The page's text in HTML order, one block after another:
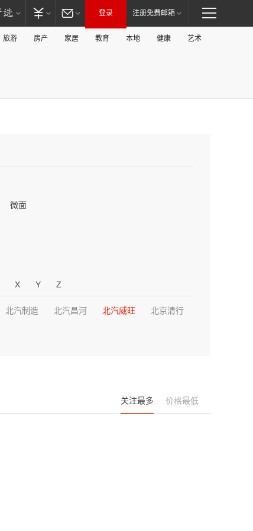
登录 注册免费邮箱
旅游 房产 家居 教育 本地 健康 艺术
微面
X Y Z
北汽制造 北汽昌河 北汽威旺 北京清行
关注最多 价格最低